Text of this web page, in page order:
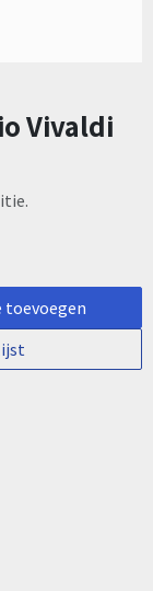
Vivaldi
toevoegen